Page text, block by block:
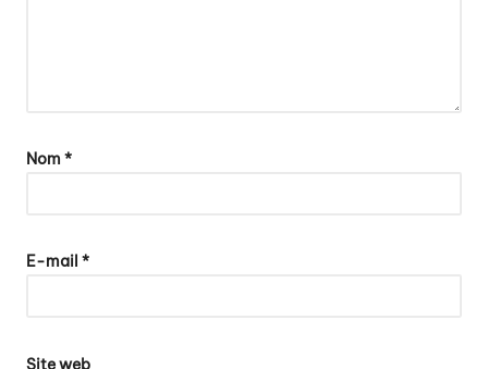
Nom *
E-mail *